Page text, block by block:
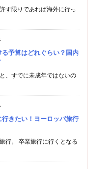
す限りであれば海外に行っ
予算はどれぐらい？国内
、すでに未成年ではないの
きたい！ヨーロッパ旅行
行。 卒業旅行に行くとなる